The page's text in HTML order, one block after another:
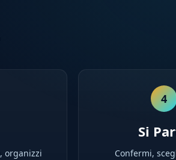
organizzi
4
Si
Confermi,